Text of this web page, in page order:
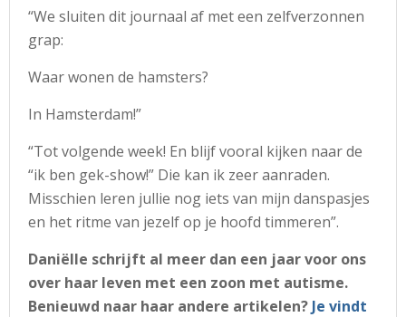
“We sluiten dit journaal af met een zelfverzonnen
grap:
Waar wonen de hamsters?
In Hamsterdam!”
“Tot volgende week! En blijf vooral kijken naar de
“ik ben gek-show!” Die kan ik zeer aanraden.
Misschien leren jullie nog iets van mijn danspasjes
en het ritme van jezelf op je hoofd timmeren”.
Daniëlle schrijft al meer dan een jaar voor ons
over haar leven met een zoon met autisme.
Benieuwd naar haar andere artikelen? Je vindt